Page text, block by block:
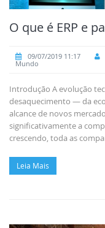
O que é ERP e
09/07/2019 11:17
Mundo
Introdução A evolução
desaquecimento — da
alcance de novos
significativamente a
crescendo, toda as
Leia Mais